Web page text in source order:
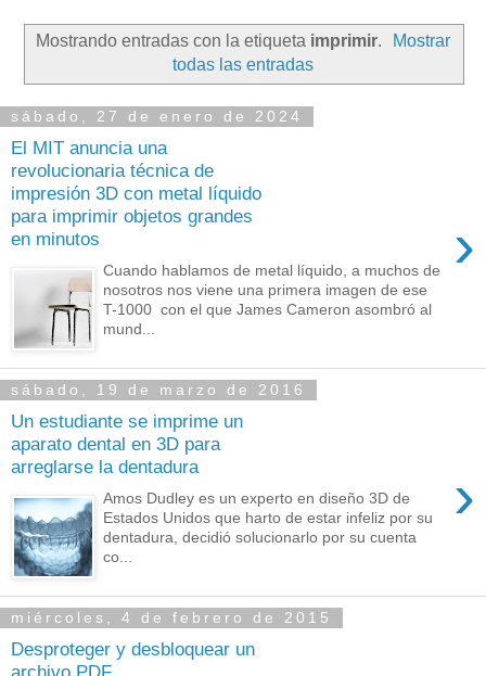
Mostrando entradas con la etiqueta imprimir.
Mostrar
todas las entradas
sábado, 27 de enero de 2024
El MIT anuncia una
revolucionaria técnica de
impresión 3D con metal líquido
para imprimir objetos grandes
en minutos
›
Cuando hablamos de metal líquido, a muchos de
nosotros nos viene una primera imagen de ese
T-1000 con el que James Cameron asombró al
mund...
sábado, 19 de marzo de 2016
Un estudiante se imprime un
aparato dental en 3D para
arreglarse la dentadura
›
Amos Dudley es un experto en diseño 3D de
Estados Unidos que harto de estar infeliz por su
dentadura, decidió solucionarlo por su cuenta
co...
miércoles, 4 de febrero de 2015
Desproteger y desbloquear un